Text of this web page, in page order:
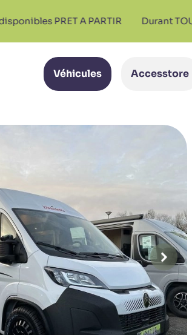
A PARTIR Durant TOUT l'été
Véhicules Accesstore